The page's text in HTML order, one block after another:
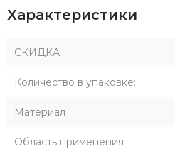
Характеристики
СКИДКА
Количество в упаковке:
Материал
Область применения